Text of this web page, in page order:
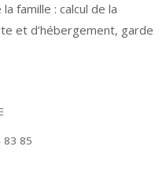
famille : calcul de la
et d’hébergement, garde
83 85